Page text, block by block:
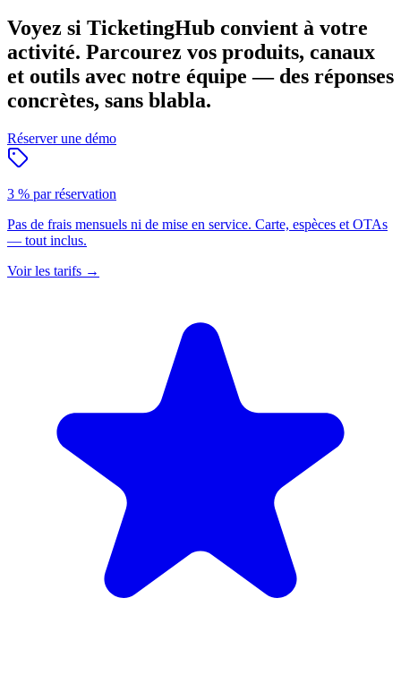
Voyez si TicketingHub convient à votre
activité. Parcourez vos produits, canaux
et outils avec notre équipe — des réponses
concrètes, sans blabla.
Réserver une démo
3 % par réservation
Pas de frais mensuels ni de mise en service. Carte, espèces et OTAs
— tout inclus.
Voir les tarifs →